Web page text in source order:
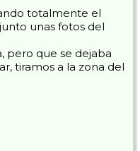
totalmente el
unas fotos del
pero que se dejaba
tiramos a la zona del